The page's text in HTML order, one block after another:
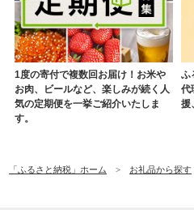
1度の寄付で複数回お届け！お米や
お肉、ビールなど、楽しみが続く人
気の定期便を一挙ご紹介いたしま
す。
ふ
代
援
「ふるさと納税」ホーム お礼品から探す